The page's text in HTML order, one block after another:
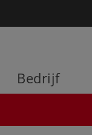
Bedrijf